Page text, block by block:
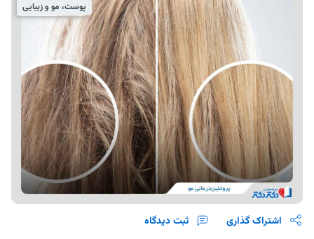
پوست، مو و زیبایی
اشتراک گذاری ثبت دیدگاه